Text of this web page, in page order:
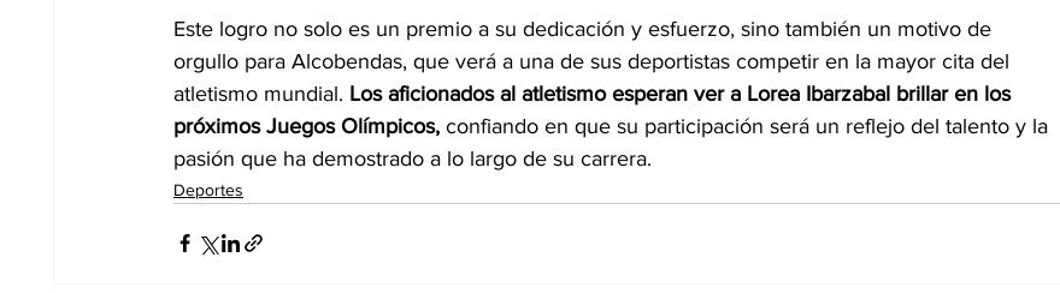
Este logro no solo es un premio a su dedicación y esfuerzo, sino también un motivo de
orgullo para Alcobendas, que verá a una de sus deportistas competir en la mayor cita del
atletismo mundial. Los aficionados al atletismo esperan ver a Lorea Ibarzabal brillar en los
próximos Juegos Olímpicos, confiando en que su participación será un reflejo del talento y la
pasión que ha demostrado a lo largo de su carrera.
Deportes